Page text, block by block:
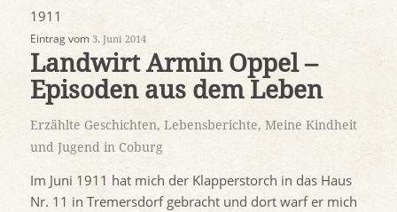
1911
Eintrag vom 3. Juni 2014
Landwirt Armin Oppel –
Episoden aus dem Leben
Erzählte Geschichten, Lebensberichte, Meine Kindheit
und Jugend in Coburg
Im Juni 1911 hat mich der Klapperstorch in das Haus
Nr. 11 in Tremersdorf gebracht und dort warf er mich